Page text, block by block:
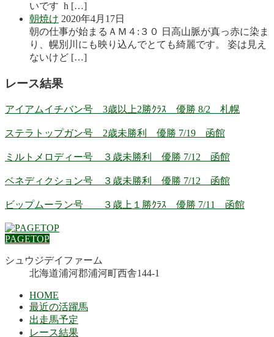
いです h […]
朝焼け 2020年4月17日
朝の仕事が始まるＡＭ４:３０ 日高山脈が真っ赤に染ま
り、幌別川にも映り込んでとても綺麗です。 姿は見え
ないけど […]
レース結果
アイアムイチバン号 3歳以上2勝ｸﾗｽ 優勝 8/2 札幌
ステラトップガン号 2歳未勝利 優勝 7/19 函館
ミルトメロディー号 ３歳未勝利 優勝 7/12 函館
ベネディクション号 ３歳未勝利 優勝 7/12 函館
ビップムーラン号 ３歳上１勝ｸﾗｽ 優勝 7/11 函館
PAGETOP
シュウジデイファーム
北海道浦河郡浦河町西舎144-1
HOME
最近の活躍馬
出走馬予定
レース結果